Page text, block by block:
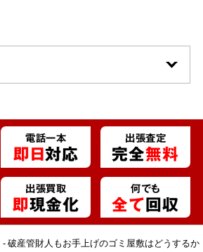
電話一本
即日対応
出張査定
完全無料
出張買取
即現金化
何でも
全て回収
破産管財人もお手上げのゴミ屋敷はどうするか